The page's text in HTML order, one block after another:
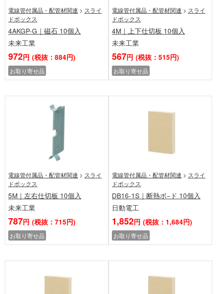
電線管付属品・配管材関連 > スライ
ドボックス
4AKGP-G｜磁石 10個入
未来工業
972円 (税抜：884円)
お取り寄せ品
電線管付属品・配管材関連 > スライ
ドボックス
4M｜上下仕切板 10個入
未来工業
567円 (税抜：515円)
お取り寄せ品
電線管付属品・配管材関連 > スライ
ドボックス
5M｜左右仕切板 10個入
未来工業
787円 (税抜：715円)
お取り寄せ品
電線管付属品・配管材関連 > スライ
ドボックス
DB16-1S｜断熱ボ−ド 10個入
日動電工
1,852円 (税抜：1,684円)
お取り寄せ品